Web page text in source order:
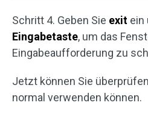
Schritt 4. Geben Sie exit ein
Eingabetaste, um das
Eingabeaufforderung zu
Jetzt können Sie
normal verwenden können.